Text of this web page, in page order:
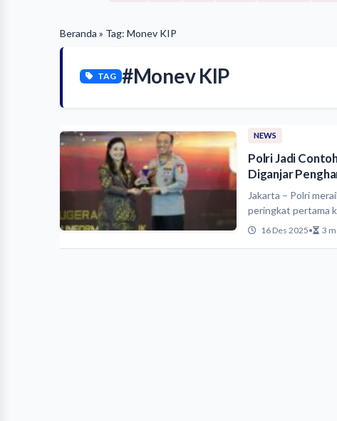
Beranda » Tag: Monev KIP
TAG #Monev KIP
NEWS
Polri Jadi
Diganjar
Jakarta – Polri
peringkat pertama
16 Des 2025• 3